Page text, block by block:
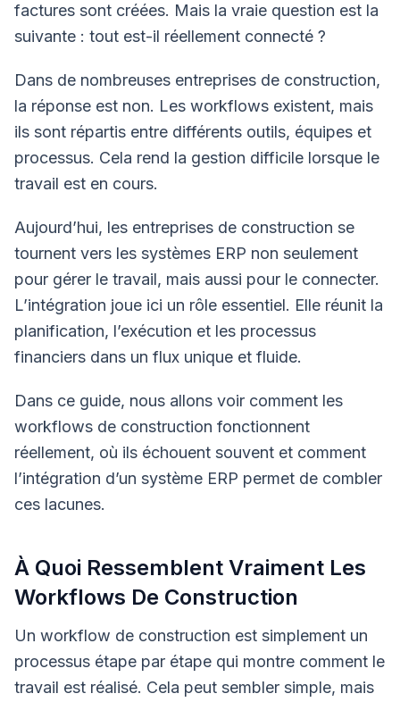
factures sont créées. Mais la vraie question est la
suivante : tout est-il réellement connecté ?
Dans de nombreuses entreprises de construction,
la réponse est non. Les workflows existent, mais
ils sont répartis entre différents outils, équipes et
processus. Cela rend la gestion difficile lorsque le
travail est en cours.
Aujourd’hui, les entreprises de construction se
tournent vers les systèmes ERP non seulement
pour gérer le travail, mais aussi pour le connecter.
L’intégration joue ici un rôle essentiel. Elle réunit la
planification, l’exécution et les processus
financiers dans un flux unique et fluide.
Dans ce guide, nous allons voir comment les
workflows de construction fonctionnent
réellement, où ils échouent souvent et comment
l’intégration d’un système ERP permet de combler
ces lacunes.
À Quoi Ressemblent Vraiment Les
Workflows De Construction
Un workflow de construction est simplement un
processus étape par étape qui montre comment le
travail est réalisé. Cela peut sembler simple, mais